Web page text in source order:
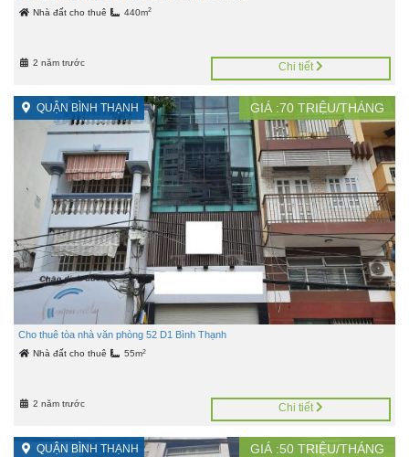
Nhà đất cho thuê 440m2
2 năm trước Chi tiết
QUẬN BÌNH THẠNH GIÁ :70 TRIỆU/THÁNG
Cho thuê tòa nhà văn phòng 52 D1 Bình Thạnh
Nhà đất cho thuê 55m2
2 năm trước Chi tiết
QUẬN BÌNH THẠNH GIÁ :50 TRIỆU/THÁNG